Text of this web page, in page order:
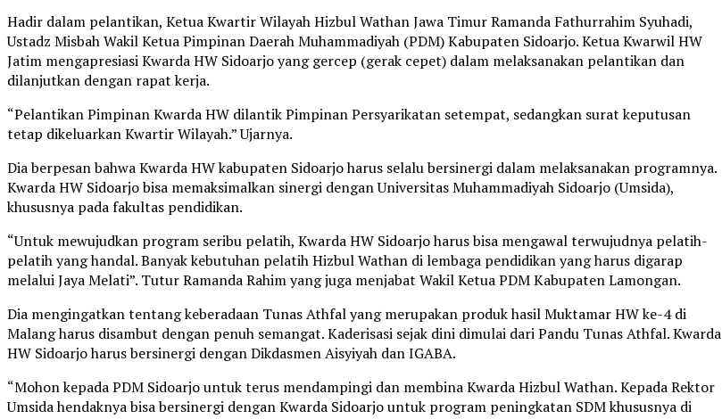
Hadir dalam pelantikan, Ketua Kwartir Wilayah Hizbul Wathan Jawa Timur Ramanda Fathurrahim Syuhadi,
Ustadz Misbah Wakil Ketua Pimpinan Daerah Muhammadiyah (PDM) Kabupaten Sidoarjo. Ketua Kwarwil HW
Jatim mengapresiasi Kwarda HW Sidoarjo yang gercep (gerak cepet) dalam melaksanakan pelantikan dan
dilanjutkan dengan rapat kerja.
“Pelantikan Pimpinan Kwarda HW dilantik Pimpinan Persyarikatan setempat, sedangkan surat keputusan
tetap dikeluarkan Kwartir Wilayah.” Ujarnya.
Dia berpesan bahwa Kwarda HW kabupaten Sidoarjo harus selalu bersinergi dalam melaksanakan programnya.
Kwarda HW Sidoarjo bisa memaksimalkan sinergi dengan Universitas Muhammadiyah Sidoarjo (Umsida),
khususnya pada fakultas pendidikan.
“Untuk mewujudkan program seribu pelatih, Kwarda HW Sidoarjo harus bisa mengawal terwujudnya pelatih-
pelatih yang handal. Banyak kebutuhan pelatih Hizbul Wathan di lembaga pendidikan yang harus digarap
melalui Jaya Melati”. Tutur Ramanda Rahim yang juga menjabat Wakil Ketua PDM Kabupaten Lamongan.
Dia mengingatkan tentang keberadaan Tunas Athfal yang merupakan produk hasil Muktamar HW ke-4 di
Malang harus disambut dengan penuh semangat. Kaderisasi sejak dini dimulai dari Pandu Tunas Athfal. Kwarda
HW Sidoarjo harus bersinergi dengan Dikdasmen Aisyiyah dan IGABA.
“Mohon kepada PDM Sidoarjo untuk terus mendampingi dan membina Kwarda Hizbul Wathan. Kepada Rektor
Umsida hendaknya bisa bersinergi dengan Kwarda Sidoarjo untuk program peningkatan SDM khususnya di